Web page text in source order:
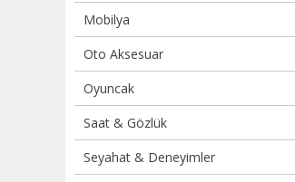
Mobilya
Oto Aksesuar
Oyuncak
Saat & Gözlük
Seyahat & Deneyimler